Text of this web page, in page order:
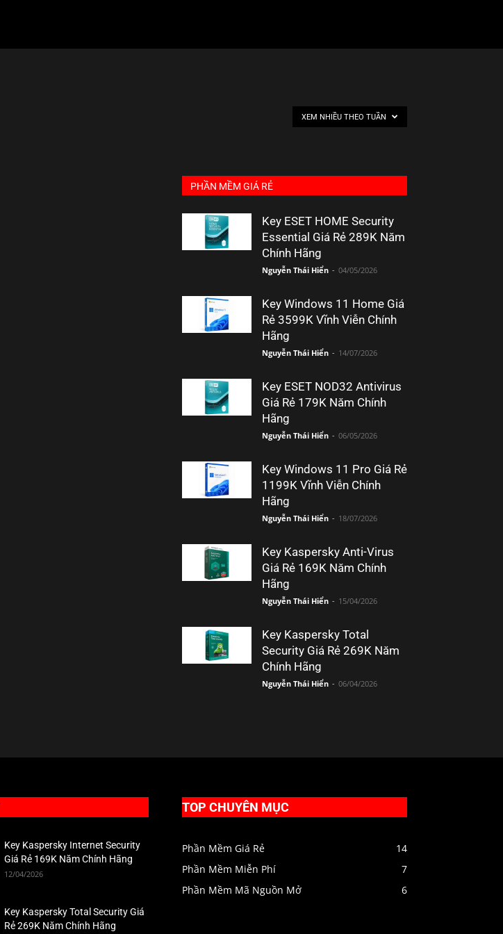
XEM NHIỀU THEO TUẦN
PHẦN MỀM GIÁ RẺ
Key ESET HOME Security
Essential Giá Rẻ 289K Năm
Chính Hãng
Nguyễn Thái Hiển - 04/05/2026
Key Windows 11 Home Giá
Rẻ 3599K Vĩnh Viễn Chính
Hãng
Nguyễn Thái Hiển - 14/07/2026
Key ESET NOD32 Antivirus
Giá Rẻ 179K Năm Chính
Hãng
Nguyễn Thái Hiển - 06/05/2026
Key Windows 11 Pro Giá Rẻ
1199K Vĩnh Viễn Chính
Hãng
Nguyễn Thái Hiển - 18/07/2026
Key Kaspersky Anti-Virus
Giá Rẻ 169K Năm Chính
Hãng
Nguyễn Thái Hiển - 15/04/2026
Key Kaspersky Total
Security Giá Rẻ 269K Năm
Chính Hãng
Nguyễn Thái Hiển - 06/04/2026
Key Kaspersky Internet Security
Giá Rẻ 169K Năm Chính Hãng
12/04/2026
Key Kaspersky Total Security Giá
Rẻ 269K Năm Chính Hãng
TOP CHUYÊN MỤC
Phần Mềm Giá Rẻ
14
Phần Mềm Miễn Phí
7
Phần Mềm Mã Nguồn Mở
6